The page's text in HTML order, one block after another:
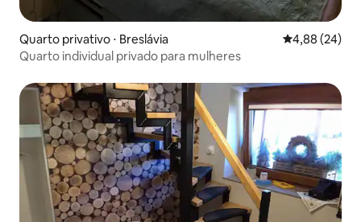
Quarto privativo ⋅ Breslávia 4,88 de uma
4,88 (24)
Quarto individual privado para mulheres